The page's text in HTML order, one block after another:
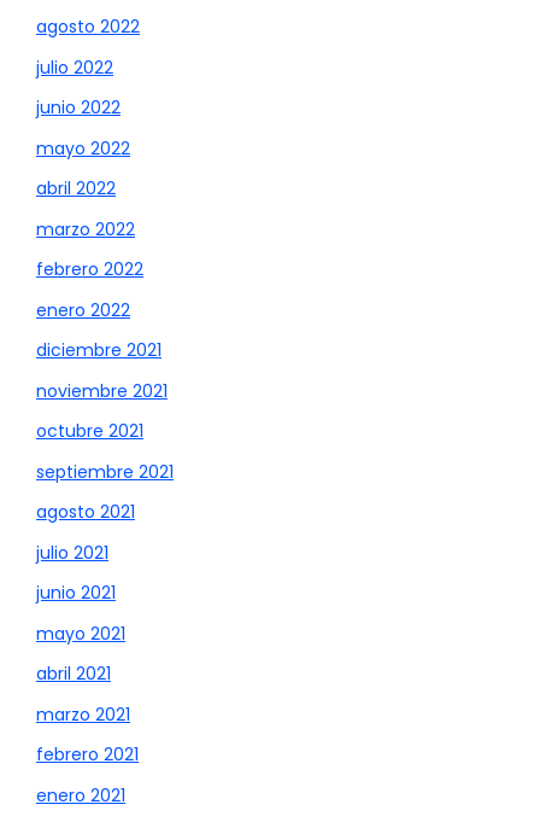
agosto 2022
julio 2022
junio 2022
mayo 2022
abril 2022
marzo 2022
febrero 2022
enero 2022
diciembre 2021
noviembre 2021
octubre 2021
septiembre 2021
agosto 2021
julio 2021
junio 2021
mayo 2021
abril 2021
marzo 2021
febrero 2021
enero 2021